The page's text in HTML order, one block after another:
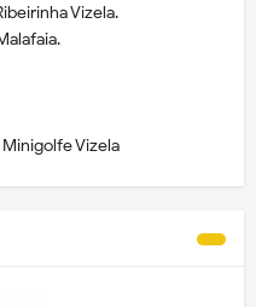
Vizela.
Vizela